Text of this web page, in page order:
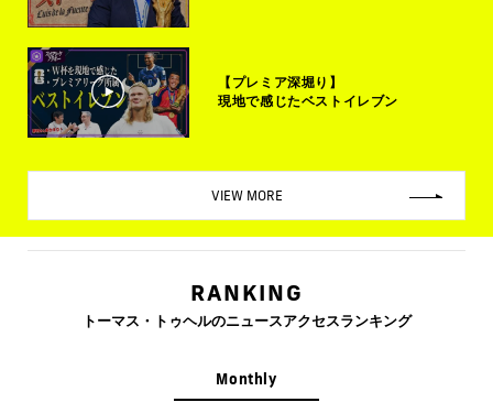
【プレミア深堀り】
現地で感じたベストイレブン
VIEW MORE
RANKING
トーマス・トゥヘルのニュースアクセスランキング
Monthly